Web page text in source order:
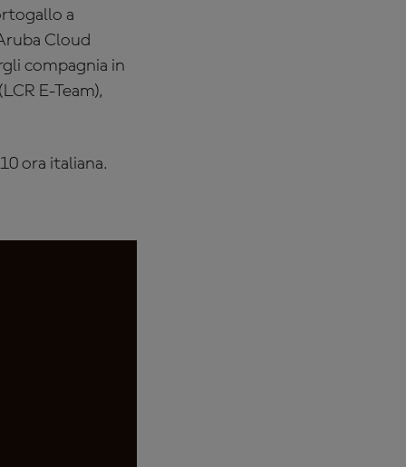
a
Cloud
compagnia in
E-Team),
ora italiana.